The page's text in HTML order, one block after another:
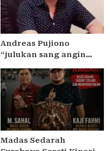
Andreas Pujiono
“julukan sang angin
Satreskrim Polres
Madiun , ditengarai tipu
Masyarakat 3,5 Milliar
Madas Sedarah